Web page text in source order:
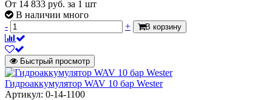
От 14 833 руб. за 1 шт
В наличии много
-
+ В корзину
Быстрый просмотр
Гидроаккумулятор WAV 10 бар Wester
Артикул: 0-14-1100